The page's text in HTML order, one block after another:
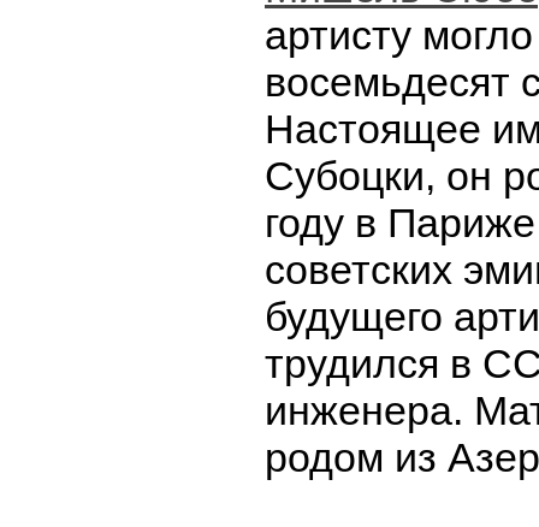
артисту
восемьдесят
Настоящее
Субоцки, он
году в
советских
будущего
трудился в
инженера.
родом из